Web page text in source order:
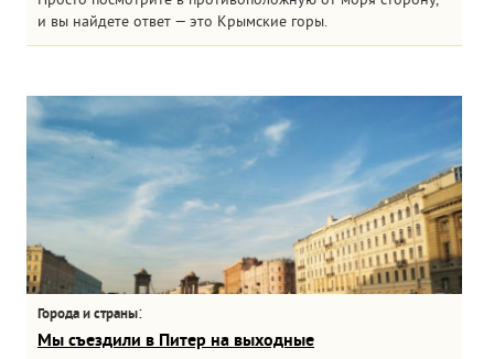
и вы найдете ответ — это Крымские горы.
Города и страны:
Мы съездили в Питер на выходные